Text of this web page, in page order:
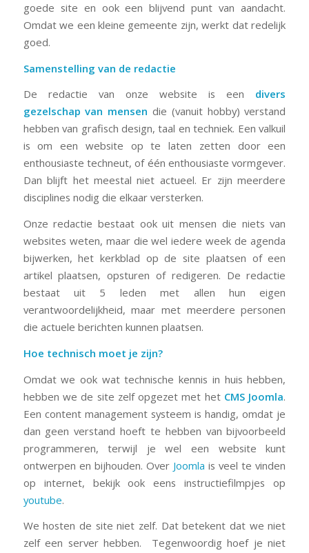
goede site en ook een blijvend punt van aandacht.
Omdat we een kleine gemeente zijn, werkt dat redelijk
goed.
Samenstelling van de redactie
De redactie van onze website is een divers
gezelschap van mensen die (vanuit hobby) verstand
hebben van grafisch design, taal en techniek. Een valkuil
is om een website op te laten zetten door een
enthousiaste techneut, of één enthousiaste vormgever.
Dan blijft het meestal niet actueel. Er zijn meerdere
disciplines nodig die elkaar versterken.
Onze redactie bestaat ook uit mensen die niets van
websites weten, maar die wel iedere week de agenda
bijwerken, het kerkblad op de site plaatsen of een
artikel plaatsen, opsturen of redigeren. De redactie
bestaat uit 5 leden met allen hun eigen
verantwoordelijkheid, maar met meerdere personen
die actuele berichten kunnen plaatsen.
Hoe technisch moet je zijn?
Omdat we ook wat technische kennis in huis hebben,
hebben we de site zelf opgezet met het CMS Joomla.
Een content management systeem is handig, omdat je
dan geen verstand hoeft te hebben van bijvoorbeeld
programmeren, terwijl je wel een website kunt
ontwerpen en bijhouden. Over Joomla is veel te vinden
op internet, bekijk ook eens instructiefilmpjes op
youtube.
We hosten de site niet zelf. Dat betekent dat we niet
zelf een server hebben. Tegenwoordig hoef je niet